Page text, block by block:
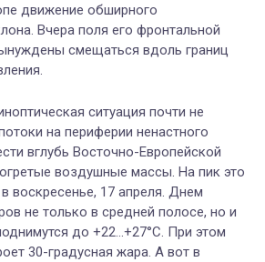
движение обширного
Вчера поля его фронтальной
смещаться вдоль границ
ситуация почти не
на периферии ненастного
вглубь Восточно-Европейской
воздушные массы. На пик это
воскресенье, 17 апреля. Днем
не только в средней полосе, но и
до +22…+27°C. При этом
30-градусная жара. А вот в